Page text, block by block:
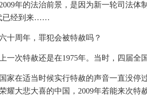
年的法治前景，是因为新一轮司法
已经到来……
十周年，罪犯会被特赦吗？
一次特赦还是在1975年。当时，四届全
家在适当时候实行特赦的声音一直没停
耀大悲大喜的中国，2009年若能来次特